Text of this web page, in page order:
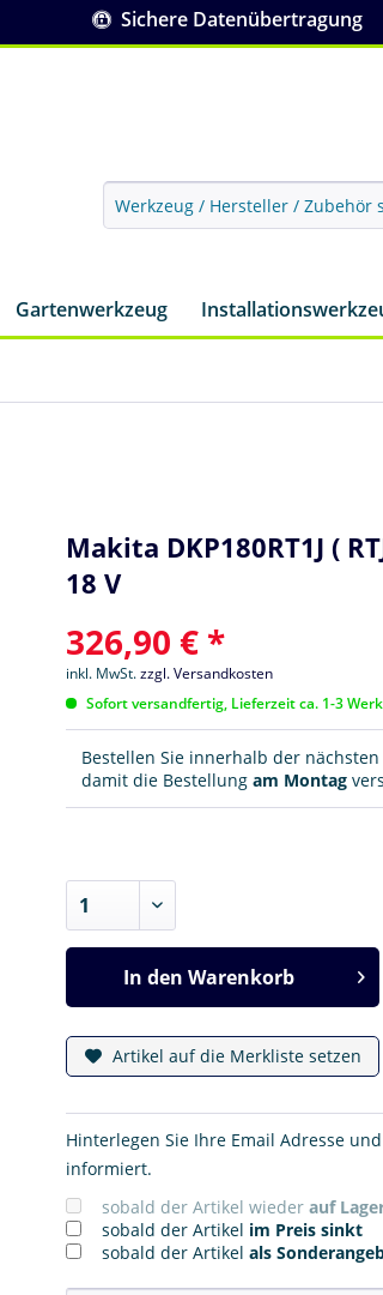
Sichere Datenübertragung
Gartenwerkzeug
Makita DKP180RT1J (
18 V
326,90 € *
inkl. MwSt.zzgl. Versandkosten
Sofort versandfertig, Lieferzeit ca. 1-3
Bestellen Sie innerhalb der
damit die Bestellungam Montag
In den Warenkorb
Artikel auf die Merkliste setzen
Hinterlegen Sie Ihre Email Adresse
informiert.
sobald der Artikel wiederauf
sobald der Artikel im Preis sinkt
sobald der Artikelals